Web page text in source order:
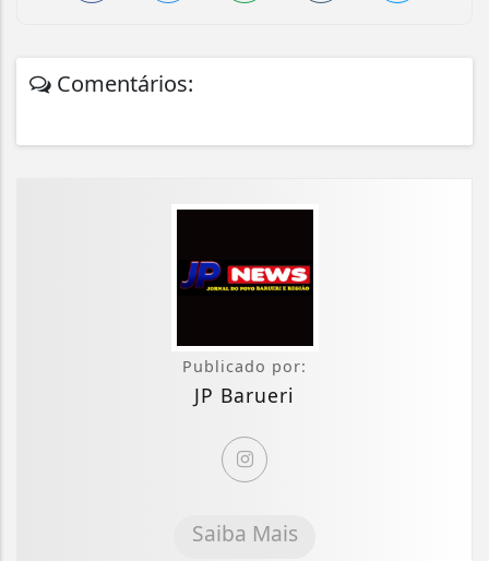
Comentários:
Publicado por:
JP Barueri
Saiba Mais